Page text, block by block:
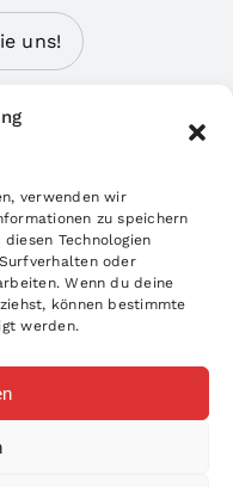
verwenden wir
zu speichern
Technologien
oder
Wenn du deine
können bestimmte
werden.
uns!